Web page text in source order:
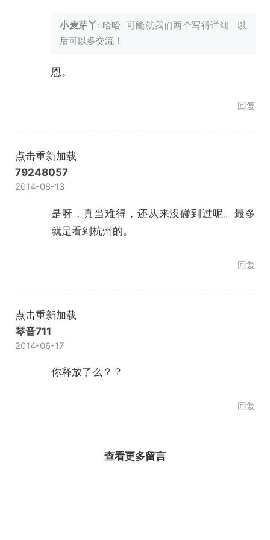
小麦芽丫 : 哈哈 可能就我们两个写得详细 以
后可以多交流！
恩。
回复
点击重新加载
79248057
2014-08-13
是呀，真当难得，还从来没碰到过呢。最多
就是看到杭州的。
回复
点击重新加载
琴音711
2014-06-17
你释放了么？？
回复
查看更多留言